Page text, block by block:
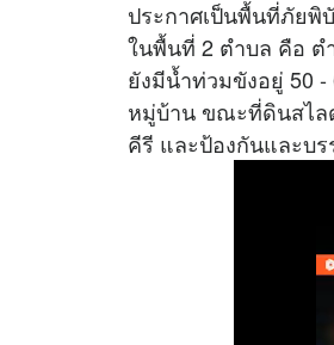
ประกาศเป็นพื้นที่ภัย
ในพื้นที่ 2 ตำบล คือ ต
ยังมีน้ำท่วมขังอยู่ 50 -
หมู่บ้าน ขณะที่ดินสไล
คีรี และป้องกันและบ